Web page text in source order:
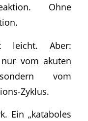
Ohne
leicht. Aber:
vom akuten
vom
Zyklus.
Ein „kataboles